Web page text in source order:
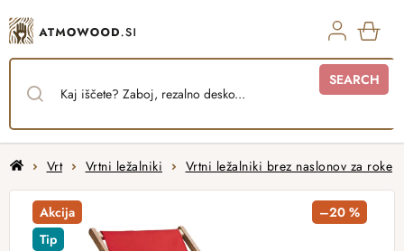
to
content
SEARCH
Home
Vrt Vrtni ležalniki Vrtni ležalniki brez naslonov za roke
Akcija
Tip
–20 %